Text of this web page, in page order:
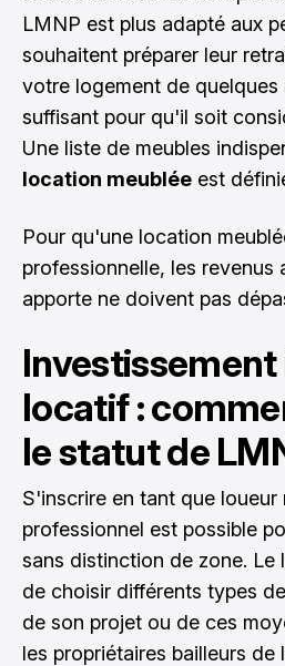
LMNP est plus adapté aux
souhaitent préparer leur
votre logement de quelques
suffisant pour qu'il soit
Une liste de meubles
location meublée est
Pour qu'une location
professionnelle, les revenus
apporte ne doivent pas
locatif :
le statut de
S'inscrire en tant que loueur
professionnel est possible
sans distinction de zone. Le
de choisir différents types
de son projet ou de ces
les propriétaires bailleurs de